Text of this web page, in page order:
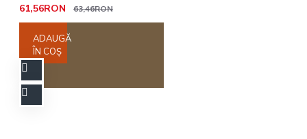
61,56RON
63,46RON
ADAUGĂ
ÎN COŞ